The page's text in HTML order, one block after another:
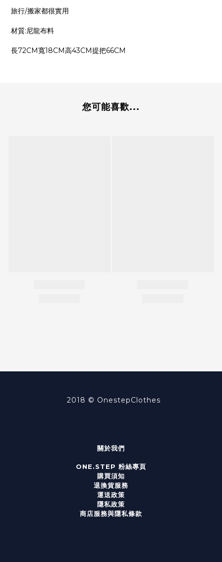
旅行/搬家都很實用
材質:尼龍布料
長72CM寬18CM高43CM提把66CM
您可能喜歡...
2018 © OnestepClothes
關於我們
ONE.STEP 粉絲專頁
購買須知
退換貨服務
運送政策
隱私政策
商店服務與隱私條款